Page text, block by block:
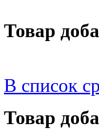
Товар
В список
Товар